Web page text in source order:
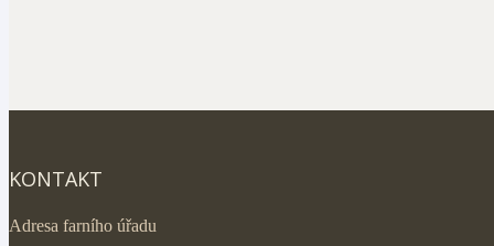
KONTAKT
Adresa farního úřadu